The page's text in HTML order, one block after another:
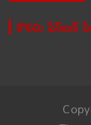
కొలిమి ఫేస్‌బుక్